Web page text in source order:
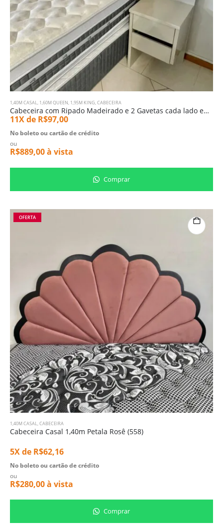
1,40M CASAL, 1,60M QUEEN, 1,95M KING,CABECEIRA
Cabeceira com Ripado Madeirado e 2 Gavetas cada lado em Medida Flex (1155)
11X de R$97,00
No boleto ou cartão de crédito
ou
R$889,00à vista
Comprar
OFERTA
1,40M CASAL,CABECEIRA
Cabeceira Casal 1,40m Petala Rosê (558)
5X de R$62,16
No boleto ou cartão de crédito
ou
R$280,00à vista
Comprar